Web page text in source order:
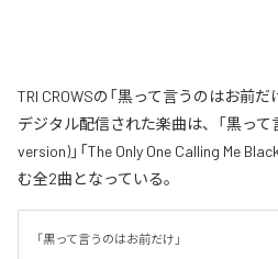
TRI CROWSの「黒って言うのはお前
デジタル配信された楽曲は、「黒っ
version)」「The Only One Calling Me
む全2曲となっている。
「黒って言うのはお前だけ」